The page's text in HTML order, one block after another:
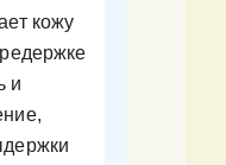
кожу
и